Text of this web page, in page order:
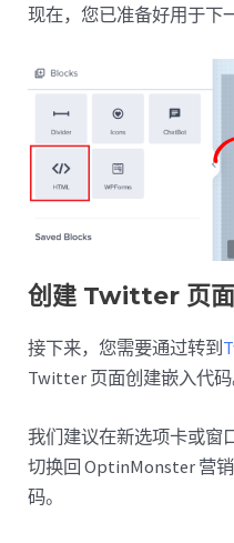
现在，您已准备好用于下
创建 Twitter 页
接下来，您需要通过转到
Twitter 页面创建嵌入代码
我们建议在新选项卡或窗
切换回 OptinMonster 营
码。